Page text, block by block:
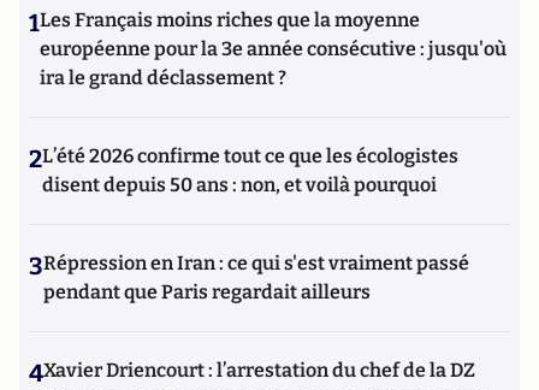
1Les Français moins riches que la moyenne
européenne pour la 3e année consécutive : jusqu'où
ira le grand déclassement ?
2L’été 2026 confirme tout ce que les écologistes
disent depuis 50 ans : non, et voilà pourquoi
3Répression en Iran : ce qui s'est vraiment passé
pendant que Paris regardait ailleurs
4Xavier Driencourt : l’arrestation du chef de la DZ